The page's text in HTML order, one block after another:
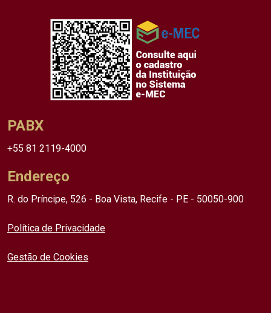
PABX
+55 81 2119-4000
Endereço
R. do Príncipe, 526 - Boa Vista, Recife - PE - 50050-900
Política de Privacidade
Gestão de Cookies